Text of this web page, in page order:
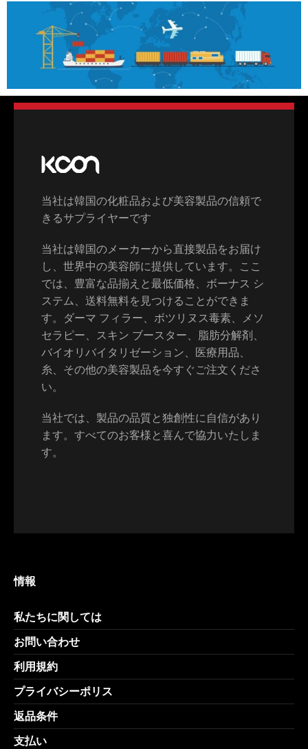
当社は韓国の化粧品および美容製品の信頼で
きるサプライヤーです
当社は韓国のメーカーから直接製品をお届け
し、世界中の美容師に提供しています。ここ
では、豊富な品揃えと最低価格、ボーナス シ
ステム、送料無料を見つけることができま
す。ダーマ フィラー、ボツリヌス毒素、メソ
セラピー、スキン ブースター、脂肪分解剤、
バイオリバイタリゼーション、医療用品、
糸、その他の美容製品を今すぐご注文くださ
い。
当社では、製品の品質と独創性に自信があり
ます。すべてのお客様と喜んで協力いたしま
す。
情報
私たちに関しては
お問い合わせ
利用規約
プライバシーポリス
返品条件
支払い
Switch The Language
English Deutsch